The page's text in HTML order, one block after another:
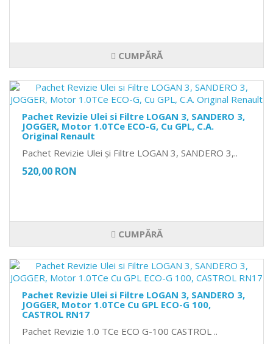
CUMPĂRĂ
Pachet Revizie Ulei si Filtre LOGAN 3, SANDERO 3,
JOGGER, Motor 1.0TCe ECO-G, Cu GPL, C.A.
Original Renault
Pachet Revizie Ulei și Filtre LOGAN 3, SANDERO 3,..
520,00 RON
CUMPĂRĂ
Pachet Revizie Ulei si Filtre LOGAN 3, SANDERO 3,
JOGGER, Motor 1.0TCe Cu GPL ECO-G 100,
CASTROL RN17
Pachet Revizie 1.0 TCe ECO G-100 CASTROL ..